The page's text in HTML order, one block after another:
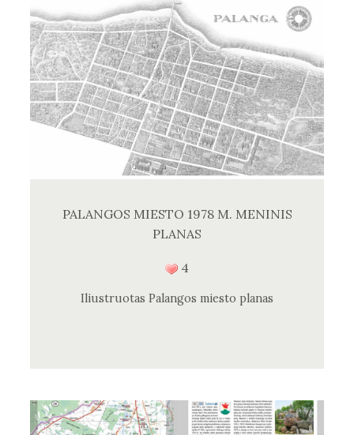
PALANGOS MIESTO 1978 M. MENINIS
PLANAS
4
Iliustruotas Palangos miesto planas